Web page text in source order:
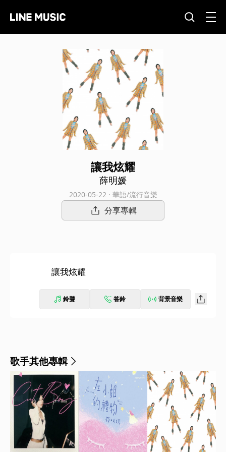
讓我炫耀
薛明媛
2020-05-22 · 華語/流行音樂
分享專輯
讓我炫耀
鈴聲 答鈴 背景音樂
歌手其他專輯